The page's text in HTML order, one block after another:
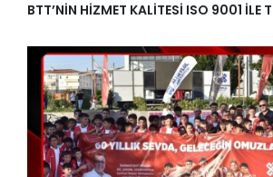
BTT’NİN HİZMET KALİTESİ ISO 9001 İLE